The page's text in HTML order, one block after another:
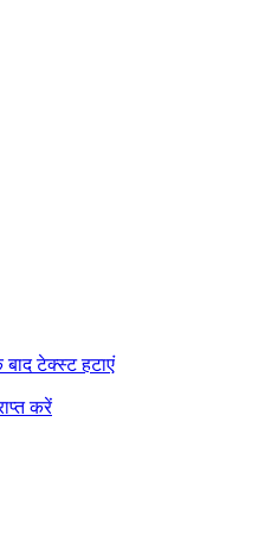
बाद टेक्स्ट हटाएं
करें